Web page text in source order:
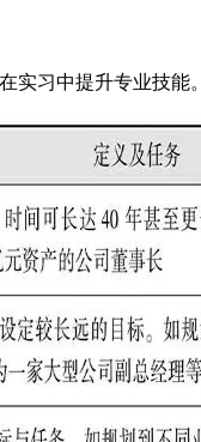
实习中提升专业技能。